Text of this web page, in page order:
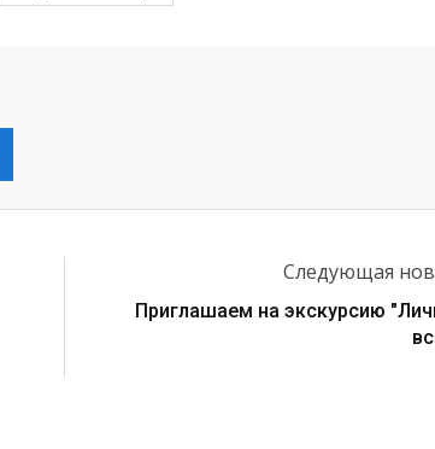
Следующая
Приглашаем на экскурсию